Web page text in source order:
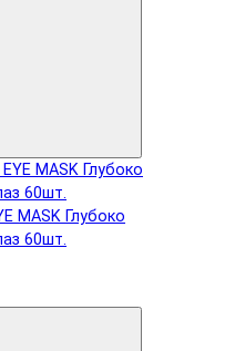
MASK Глубоко
60шт.